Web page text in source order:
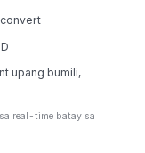
upang bumili,
real-time batay sa